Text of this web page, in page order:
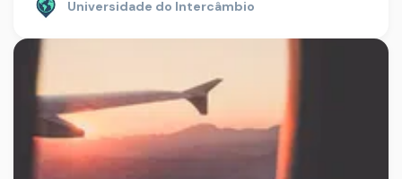
Universidade do Intercâmbio